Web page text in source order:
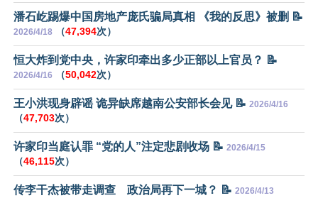
潘石屹踢爆中国房地产庞氏骗局真相 《我的反思》被删 📝
2026/4/18 （47,394次）
恒大炸到党中央，许家印牵出多少正部以上官员？ 📝
2026/4/16 （50,042次）
王小洪现身辟谣 诡异缺席越南公安部长会见 📝 2026/4/16
（47,703次）
许家印当庭认罪 “党的人”注定悲剧收场 📝 2026/4/15
（46,115次）
传李干杰被带走调查 政治局再下一城？ 📝 2026/4/13